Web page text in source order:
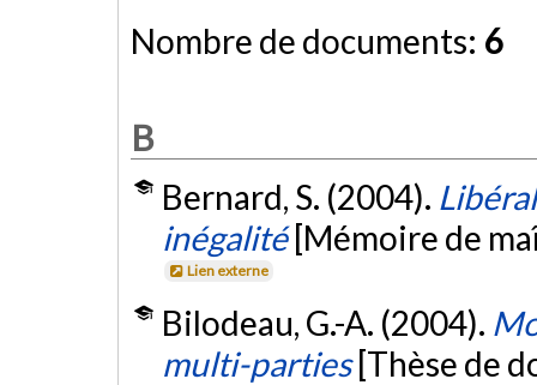
Nombre de documents: 6
B
Bernard, S. (2004).
inégalité [Mémoire de
Lien externe
Bilodeau, G.-A. (2004).
multi-parties [Thèse de